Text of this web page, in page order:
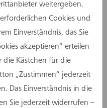
und
sind, um
zu
zu abonnieren?
weitergeben.
Cookies und
Einverständnis, das Sie
akzeptieren“ erteilen
die Kästchen für die
„Zustimmen“ jederzeit
Das Einverständnis in die
Sie jederzeit widerrufen –